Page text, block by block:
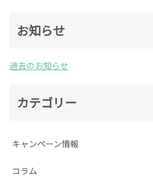
お知らせ
過去のお知らせ
カテゴリー
キャンペーン情報
コラム